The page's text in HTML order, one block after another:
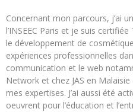
Concernant mon parcours, j’ai
l’INSEEC Paris et je suis
le développement de
expériences professionnelles
communication et le web
Network et chez JAS en
mes expertises. J’ai aussi été
oeuvrent pour l’éducation et